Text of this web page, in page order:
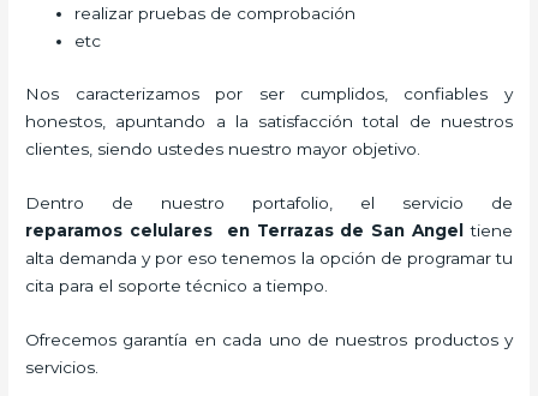
realizar pruebas de comprobación
etc
Nos caracterizamos por ser cumplidos, confiables y
honestos, apuntando a la satisfacción total de nuestros
clientes, siendo ustedes nuestro mayor objetivo.
Dentro de nuestro portafolio, el servicio de
reparamos celularesen Terrazas de San Angel
tiene
alta demanda y por eso tenemos la opción de programar tu
cita para el soporte técnico a tiempo.
Ofrecemos garantía en cada uno de nuestros productos y
servicios.